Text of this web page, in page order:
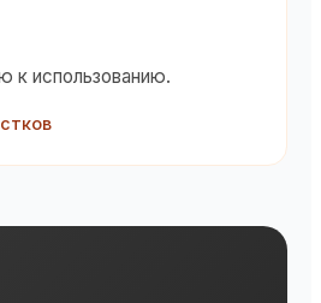
к использованию.